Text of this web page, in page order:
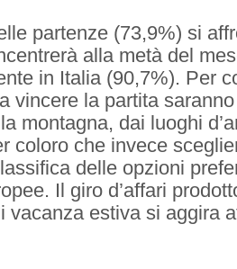
partenze (73,9%) si
alla metà del
in Italia (90,7%). Per
vincere la partita
montagna, dai luoghi
coloro che invece
delle opzioni
Il giro d’affari
vacanza estiva si aggira